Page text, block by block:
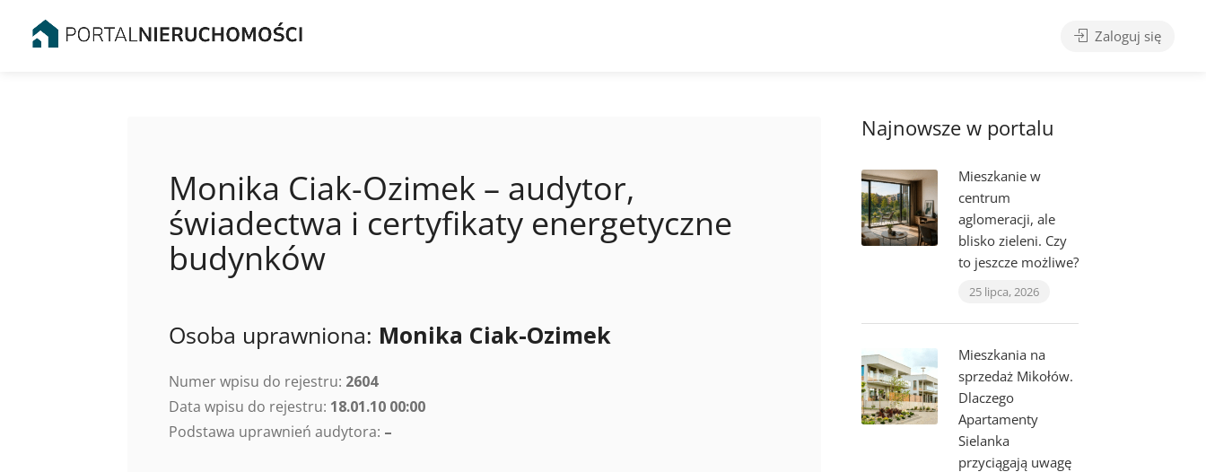
Zaloguj się
Monika Ciak-Ozimek – audytor,
świadectwa i certyfikaty energetyczne
budynków
Osoba uprawniona: Monika Ciak-Ozimek
Numer wpisu do rejestru: 2604
Data wpisu do rejestru: 18.01.10 00:00
Podstawa uprawnień audytora: –
Najnowsze w portalu
Mieszkanie w
centrum
aglomeracji, ale
blisko zieleni. Czy
to jeszcze możliwe?
25 lipca, 2026
Mieszkania na
sprzedaż Mikołów.
Dlaczego
Apartamenty
Sielanka
przyciągają uwagę